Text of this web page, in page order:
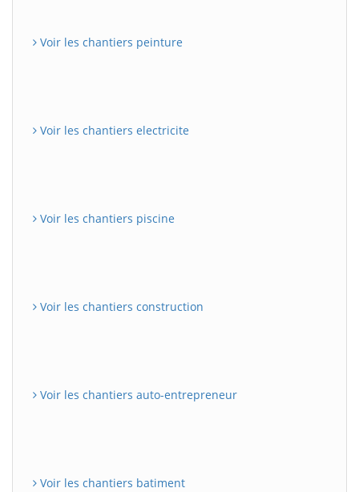
Voir les chantiers peinture
Voir les chantiers electricite
Voir les chantiers piscine
Voir les chantiers construction
Voir les chantiers auto-entrepreneur
Voir les chantiers batiment